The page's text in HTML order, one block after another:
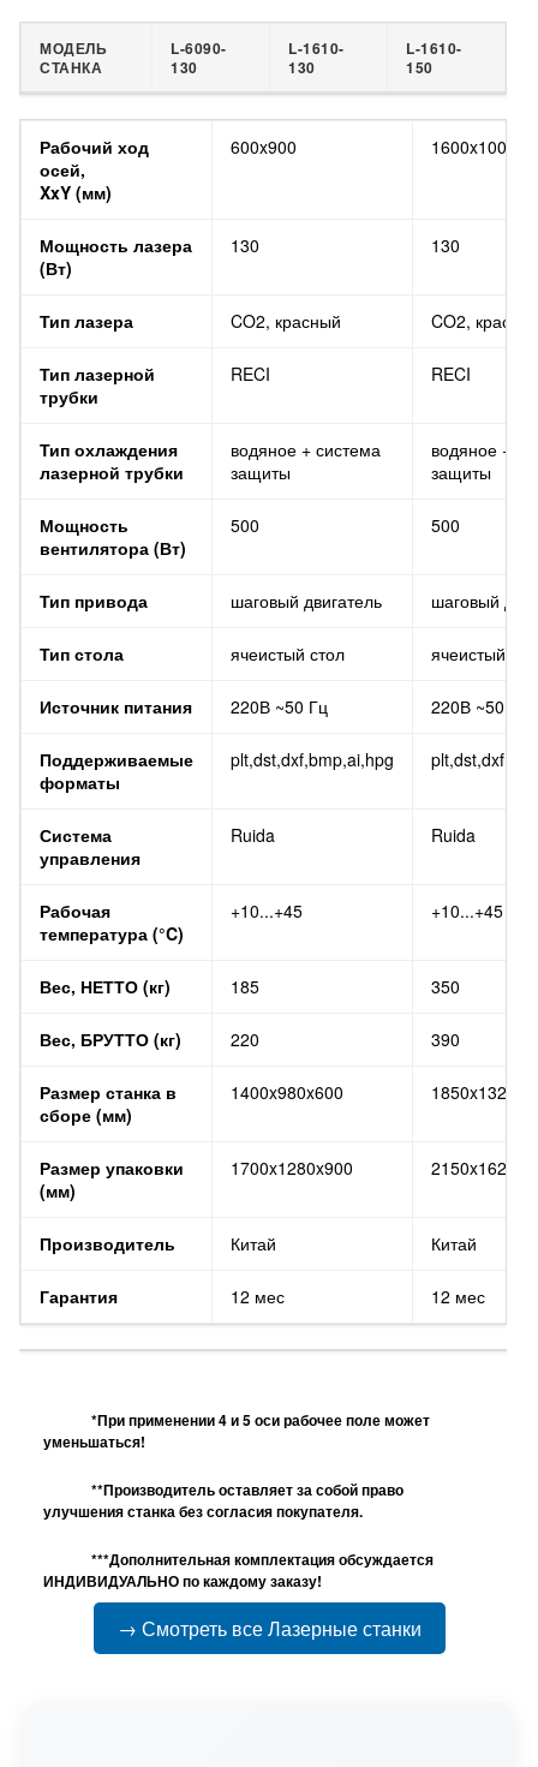
МОДЕЛЬ
СТАНКА
L-6090-
130
L-1610-
130
L-1610-
150
Рабочий ход
осей,
XxY (мм)
600x900 1600x1000
Мощность лазера
(Вт)
130 130
Тип лазера CO2, красный CO2,
Тип лазерной
трубки
RECI RECI
Тип охлаждения
лазерной трубки
водяное + система
защиты
водяное +
защиты
Мощность
вентилятора (Вт)
500 500
Тип привода шаговый двигатель шаговый
Тип стола ячеистый стол ячеистый
Источник питания 220В ~50 Гц 220В ~50 Гц
Поддерживаемые
форматы
plt,dst,dxf,bmp,ai,hpg
Система
управления
Ruida Ruida
Рабочая
температура (°C)
+10...+45 +10...+45
Вес, НЕТТО (кг) 185 350
Вес, БРУТТО (кг) 220 390
Размер станка в
сборе (мм)
1400x980x600
Размер упаковки
(мм)
1700x1280x900
Производитель Китай Китай
Гарантия 12 мес 12 мес
*При применении 4 и 5 оси рабочее поле может
уменьшаться!
**Производитель оставляет за собой право
улучшения станка без согласия покупателя.
***Дополнительная комплектация обсуждается
ИНДИВИДУАЛЬНО по каждому заказу!
→ Смотреть все Лазерные станки